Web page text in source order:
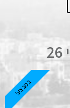
במבצע!